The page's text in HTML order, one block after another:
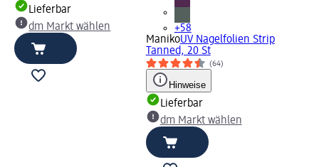
Lieferbar
dm Markt wählen
+58
ManikoUV Nagelfolien Strip
Tanned, 20 St
(64)
Hinweise
Lieferbar
dm Markt wählen